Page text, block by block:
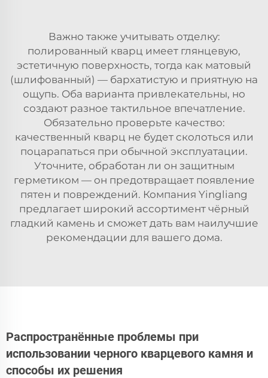
Важно также учитывать отделку:
полированный кварц имеет глянцевую,
эстетичную поверхность, тогда как матовый
(шлифованный) — бархатистую и приятную на
ощупь. Оба варианта привлекательны, но
создают разное тактильное впечатление.
Обязательно проверьте качество:
качественный кварц не будет сколоться или
поцарапаться при обычной эксплуатации.
Уточните, обработан ли он защитным
герметиком — он предотвращает появление
пятен и повреждений. Компания Yingliang
предлагает широкий ассортимент чёрный
гладкий камень и сможет дать вам наилучшие
рекомендации для вашего дома.
Распространённые проблемы при
использовании черного кварцевого камня и
способы их решения